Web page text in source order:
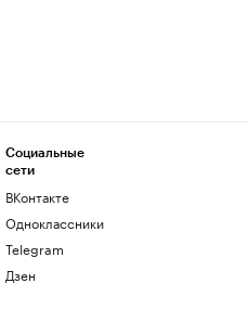
Социальные
сети
ВКонтакте
Одноклассники
Telegram
Дзен